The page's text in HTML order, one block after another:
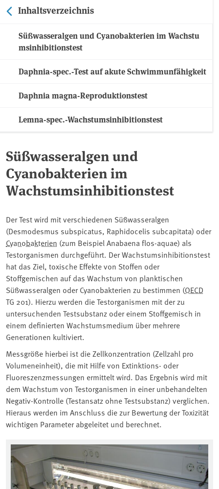
Inhaltsverzeichnis
Süßwasseralgen und Cyanobakterien im Wachstu
msinhibitionstest
Daphnia-spec.-Test auf akute Schwimmunfähigkeit
Daphnia magna-Reproduktionstest
Lemna-spec.-Wachstumsinhibitionstest
Süßwasseralgen und
Cyanobakterien im
Wachstumsinhibitionstest
Der Test wird mit verschiedenen Süßwasseralgen
(Desmodesmus subspicatus, Raphidocelis subcapitata) oder
Cyanobakterien ⁠ (zum Beispiel Anabaena flos-aquae) als
Testorganismen durchgeführt. Der Wachstumsinhibitionstest
hat das Ziel, toxische Effekte von Stoffen oder
Stoffgemischen auf das Wachstum von planktischen
Süßwasseralgen oder Cyanobakterien zu bestimmen (⁠OECD
TG 201). Hierzu werden die Testorganismen mit der zu
untersuchenden Testsubstanz oder einem Stoffgemisch in
einem definierten Wachstumsmedium über mehrere
Generationen kultiviert.
Messgröße hierbei ist die Zellkonzentration (Zellzahl pro
Volumeneinheit), die mit Hilfe von Extinktions- oder
Fluoreszenzmessungen ermittelt wird. Das Ergebnis wird mit
dem Wachstum von Testorganismen in einer unbehandelten
Negativ-Kontrolle (Testansatz ohne Testsubstanz) verglichen.
Hieraus werden im Anschluss die zur Bewertung der Toxizität
wichtigen Parameter abgeleitet und berechnet.